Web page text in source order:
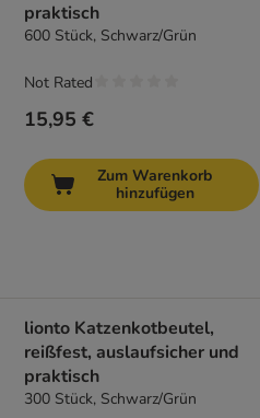
praktisch
600 Stück, Schwarz/Grün
15,95 €
Not Rated
Zum Warenkorb
hinzufügen
lionto Katzenkotbeutel,
reißfest, auslaufsicher und
praktisch
300 Stück, Schwarz/Grün